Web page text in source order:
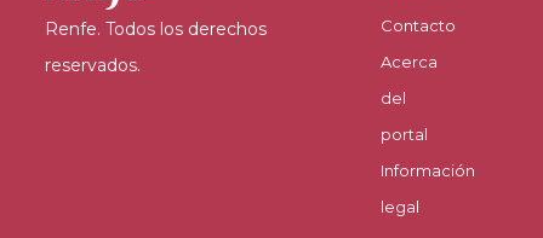
Renfe. Todos los derechos
reservados.
Contacto
Acerca
del
portal
Información
legal